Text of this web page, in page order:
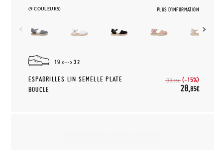
(9 COULEURS) PLUS D'INFORMATION
19 32
ESPADRILLES LIN SEMELLE PLATE
BOUCLE
33,95€ (-15%)
28,85€